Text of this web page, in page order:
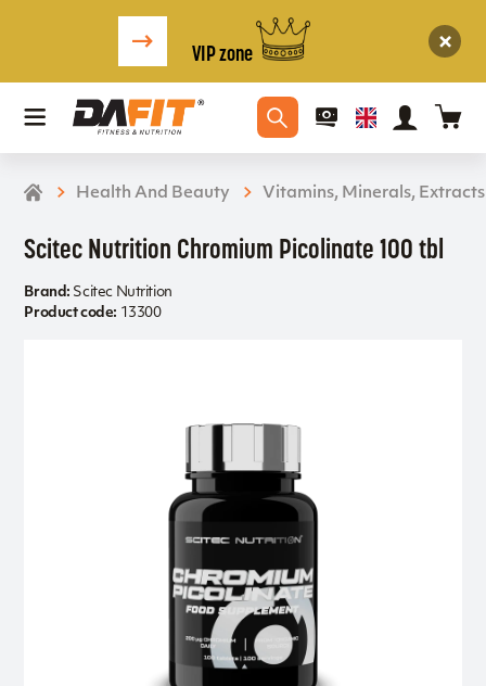
VIP zone
Health And Beauty Vitamins, Minerals, Extracts
Scitec Nutrition Chromium Picolinate 100 tbl
Brand: Scitec Nutrition
Product code: 13300